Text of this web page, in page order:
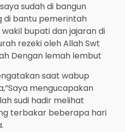
sudah di bangun
di bantu pemerintah
bupati dan jajaran di
rezeki oleh Allah Swt
Dengan lemah lembut
saat wabup
mengucapakan
sudi hadir melihat
terbakar beberapa hari